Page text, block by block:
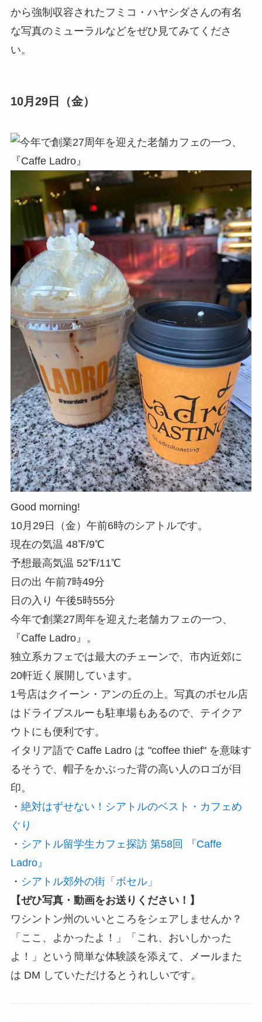
から強制収容されたフミコ・ハヤシダさんの有名
な写真のミューラルなどをぜひ見てみてくださ
い。
10月29日（金）
Good morning!
10月29日（金）午前6時のシアトルです。
現在の気温 48℉/9℃
予想最高気温 52℉/11℃
日の出 午前7時49分
日の入り 午後5時55分
今年で創業27周年を迎えた老舗カフェの一つ、
『Caffe Ladro』。
独立系カフェでは最大のチェーンで、市内近郊に
20軒近く展開しています。
1号店はクイーン・アンの丘の上。写真のボセル店
はドライブスルーも駐車場もあるので、テイクア
ウトにも便利です。
イタリア語で Caffe Ladro は "coffee thief" を意味す
るそうで、帽子をかぶった背の高い人のロゴが目
印。
・ 絶対はずせない！シアトルのベスト・カフェめ
ぐり
・ シアトル留学生カフェ探訪 第58回 『Caffe
Ladro』
・ シアトル郊外の街「ボセル」
【ぜひ写真・動画をお送りください！】
ワシントン州のいいところをシェアしませんか？
「ここ、よかったよ！」「これ、おいしかった
よ！」という簡単な体験談を添えて、メールまた
は DM していただけるとうれしいです。